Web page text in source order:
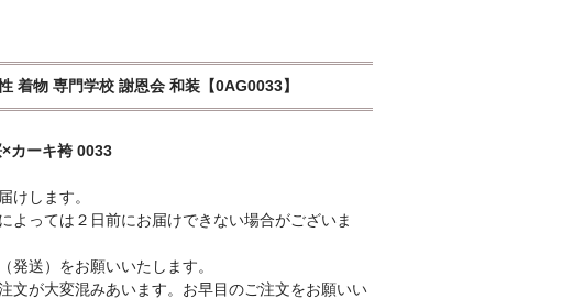
着物 専門学校 謝恩会 和装【0AG0033】
カーキ袴 0033
けします。
よっては２日前にお届けできない場合がございま
送）をお願いいたします。
文が大変混みあいます。お早目のご注文をお願いい